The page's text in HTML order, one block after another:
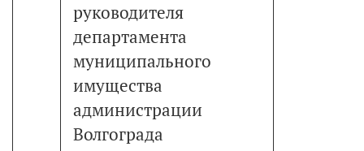
руководителя
департамента
муниципального
имущества
администрации
Волгограда